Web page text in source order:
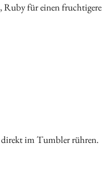
Ruby für einen
im Tumbler rühren.